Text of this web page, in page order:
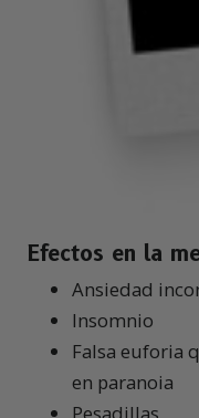
Efectos en la
Ansiedad
Insomnio
Falsa euforia
en paranoia